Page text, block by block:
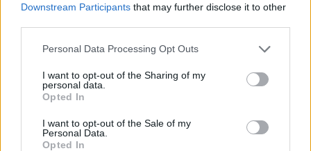
Downstream Participants that may further disclose it to other
Personal Data Processing Opt Outs
I want to opt-out of the Sharing of my
personal data.
Opted In
I want to opt-out of the Sale of my
Personal Data.
Opted In